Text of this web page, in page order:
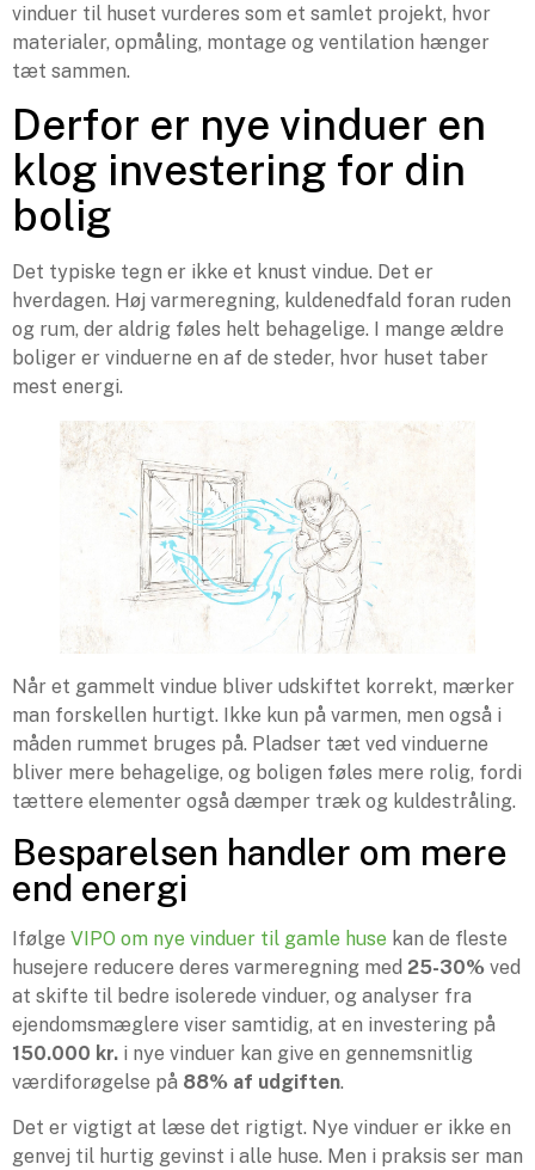
vinduer til huset vurderes som et samlet projekt, hvor
materialer, opmåling, montage og ventilation hænger
tæt sammen.
Derfor er nye vinduer en
klog investering for din
bolig
Det typiske tegn er ikke et knust vindue. Det er
hverdagen. Høj varmeregning, kuldenedfald foran ruden
og rum, der aldrig føles helt behagelige. I mange ældre
boliger er vinduerne en af de steder, hvor huset taber
mest energi.
Når et gammelt vindue bliver udskiftet korrekt, mærker
man forskellen hurtigt. Ikke kun på varmen, men også i
måden rummet bruges på. Pladser tæt ved vinduerne
bliver mere behagelige, og boligen føles mere rolig, fordi
tættere elementer også dæmper træk og kuldestråling.
Besparelsen handler om mere
end energi
Ifølge VIPO om nye vinduer til gamle huse kan de fleste
husejere reducere deres varmeregning med 25-30% ved
at skifte til bedre isolerede vinduer, og analyser fra
ejendomsmæglere viser samtidig, at en investering på
150.000 kr. i nye vinduer kan give en gennemsnitlig
værdiforøgelse på 88% af udgiften.
Det er vigtigt at læse det rigtigt. Nye vinduer er ikke en
genvej til hurtig gevinst i alle huse. Men i praksis ser man